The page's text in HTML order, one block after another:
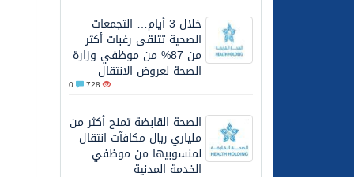
20/06/2026سمو ولي العهد يتلقى
الهيئة العامة للأمن
27/05/2026محافظ عفيف يؤدي صلاة
خلال 3 أيام… التجمعات
الصحية تتلقى رغبات أكثر
من 87% من موظفي وزارة
الصحة لعروض الانتقال
728
الصحة القابضة تمنح أكثر من
ملياري ريال مكافآت انتقال
لمنسوبيها من موظفي
الخدمة المدنية